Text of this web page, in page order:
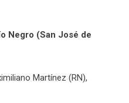
Negro (San José de
Martínez (RN),